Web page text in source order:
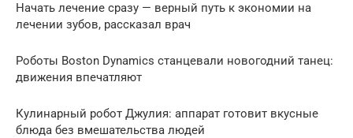
Начать лечение сразу — верный путь к экономии на
лечении зубов, рассказал врач
Роботы Boston Dynamics станцевали новогодний танец:
движения впечатляют
Кулинарный робот Джулия: аппарат готовит вкусные
блюда без вмешательства людей